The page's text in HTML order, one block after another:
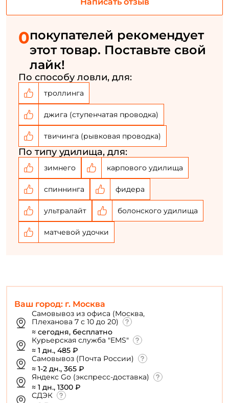
Ваш город: г. Москва
Самовывоз из офиса (Москва,
Плеханова 7 с 10 до 20)
≈ сегодня, бесплатно
Курьерская служба "EMS"
≈ 1 дн., 485 ₽
Самовывоз (Почта России)
≈ 1-2 дн., 365 ₽
Яндекс Go (экспресс-доставка)
≈ 1 дн., 1300 ₽
СДЭК
Написать отзыв
0покупателей рекомендует
этот товар. Поставьте свой
лайк!
По способу ловли, для:
троллинга
джига (ступенчатая проводка)
твичинга (рывковая проводка)
По типу удилища, для:
зимнего карпового удилища
спиннинга фидера
ультралайт болонского удилища
матчевой удочки
Номер телефона: *
Придумайте пароль: *
Повторите пароль: *
Заполняя данную форму вы соглашаетесь на обработку
персональных данных
Создать аккаунт
У меня уже есть аккаунт